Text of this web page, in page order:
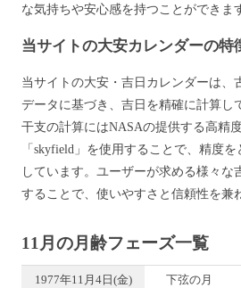
な気持ちや安心感を持つことができま
当サイトの大安カレンダーの特
当サイトの大安・吉日カレンダーは、
データに基づき、吉日を精確に計算し
干支の計算にはNASAの提供する高精
「skyfield」を使用することで、精度
しています。ユーザーが求める様々な
することで、使いやすさと信頼性を兼
11月の月齢フェーズ一覧
1977年11月4日(金) 下弦の月